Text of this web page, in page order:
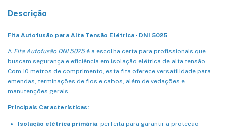
Descrição
Fita Autofusão para Alta Tensão Elétrica - DNI 5025
A Fita Autofusão DNI 5025é a escolha certa para profissionais que
buscam segurança e eficiência em isolação elétrica de alta tensão.
Com 10 metros de comprimento, esta fita oferece versatilidade para
emendas, terminações de fios e cabos, além de vedações e
manutenções gerais.
Principais Características:
Isolação elétrica primária: perfeita para garantir a proteção